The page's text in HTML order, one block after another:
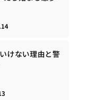
けない理由と警